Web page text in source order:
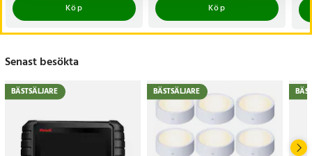
Köp
Köp
Senast besökta
BÄSTSÄLJARE BÄSTSÄLJARE